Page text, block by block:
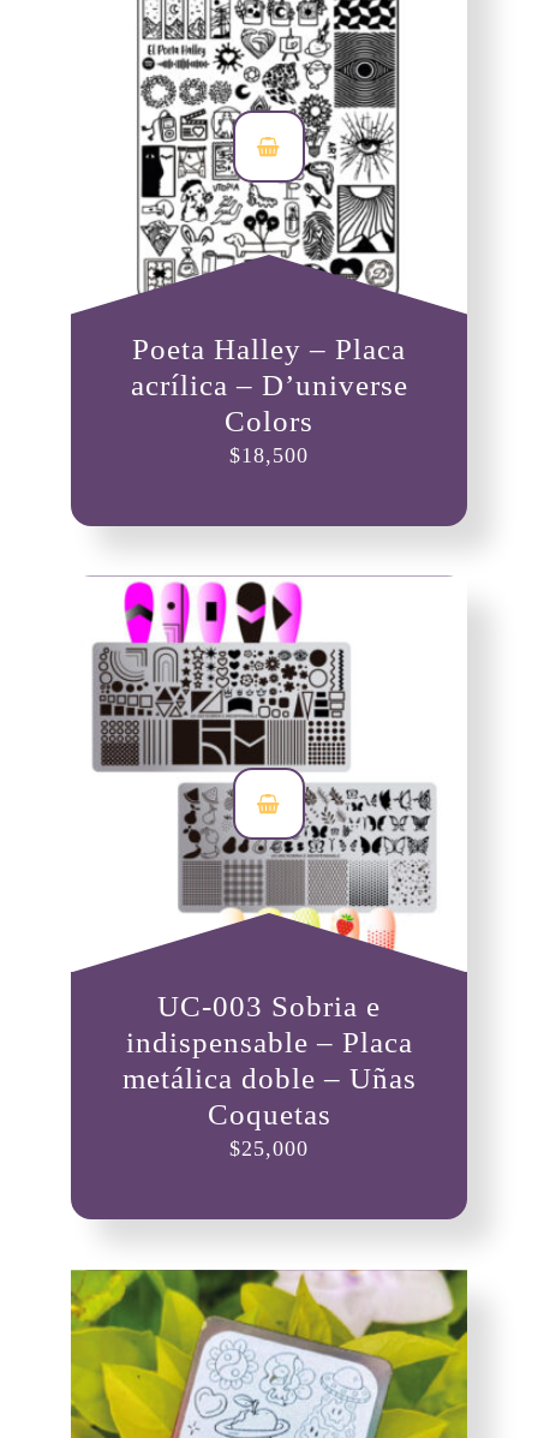
Poeta Halley – Placa
acrílica – D’universe
Colors
$18,500
UC-003 Sobria e
indispensable – Placa
metálica doble – Uñas
Coquetas
$25,000